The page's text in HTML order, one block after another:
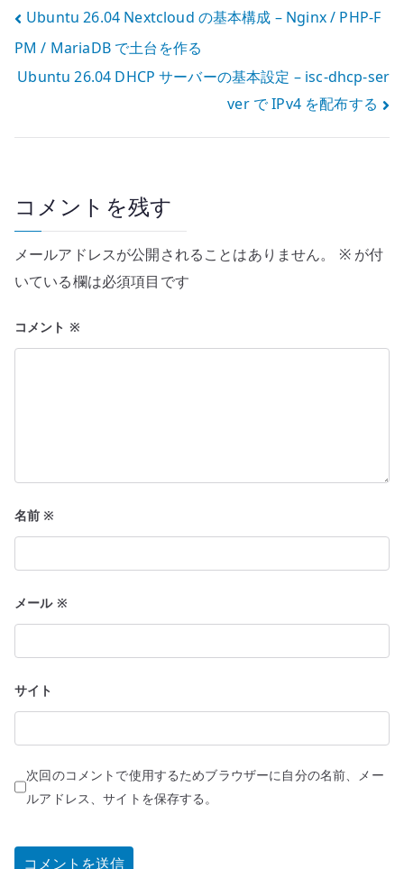
投
稿
ナ
ビ
ー
シ
ョ
ン
Ubuntu 26.04 Nextcloud の基本構成 – Nginx / PHP-F
PM / MariaDB で土台を作る
Ubuntu 26.04 DHCP サーバーの基本設定 – isc-dhcp-ser
ver で IPv4 を配布する
コメントを残す
メールアドレスが公開されることはありません。 ※が付
いている欄は必須項目です
コメント ※
名前※
メール ※
サイト
次回のコメントで使用するためブラウザーに自分の名前、メー
ルアドレス、サイトを保存する。